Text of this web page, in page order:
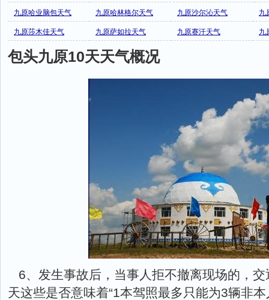
九原哈业脑包天气 九原哈林格尔天气 九原沙尔沁天气 九
九原莎木佳天气 九原萨如拉天气 九原赛汗天气 九
包头九原10天天气概况
6、发生事故后，当事人拒不撤离现场的，
天这些是否意味着“1本驾照最多只能为3辆非